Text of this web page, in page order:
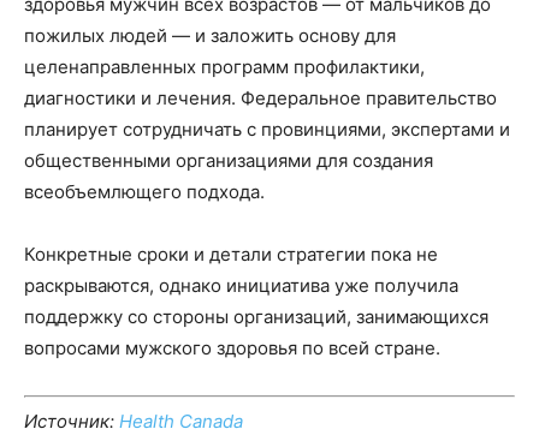
пожилых людей — и заложить основу для
целенаправленных программ профилактики,
диагностики и лечения. Федеральное правительство
планирует сотрудничать с провинциями, экспертами и
общественными организациями для создания
всеобъемлющего подхода.
Конкретные сроки и детали стратегии пока не
раскрываются, однако инициатива уже получила
поддержку со стороны организаций, занимающихся
вопросами мужского здоровья по всей стране.
Источник: Health Canada